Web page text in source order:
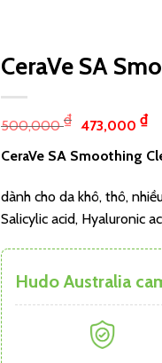
CeraVe SA
500,000₫ 473,000 ₫
CeraVe SA Smoothing
dành cho da khô, thô,
Salicylic acid, Hyaluronic
Hudo Australia